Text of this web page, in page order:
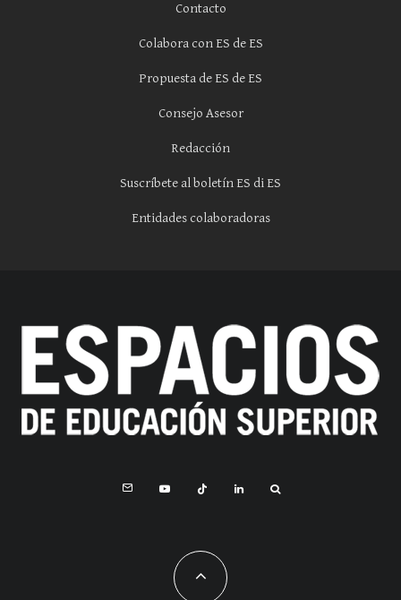
Contacto
Colabora con ES de ES
Propuesta de ES de ES
Consejo Asesor
Redacción
Suscríbete al boletín ES di ES
Entidades colaboradoras